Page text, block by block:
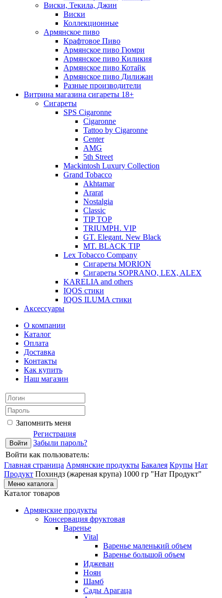
Виски, Текила, Джин
Виски
Коллекционные
Армянское пиво
Крафтовое Пиво
Армянское пиво Гюмри
Армянское пиво Киликия
Армянское пиво Котайк
Армянское пиво Дилижан
Разные производители
Витрина магазина сигареты 18+
Cигареты
SPS Cigaronne
Сigaronne
Tattoo by Cigaronne
Center
AMG
5th Street
Mackintosh Luxury Collection
Grand Tobacco
Akhtamar
Ararat
Nostalgia
Classic
TIP TOP
TRIUMPH. VIP
GT. Elegant. New Black
MT. BLACK TIP
Lex Tobacco Company
Сигареты MORION
Сигареты SOPRANO, LEX, ALEX
KARELIA and others
IQOS стики
IQOS ILUMA стики
Аксессуары
О компании
Каталог
Оплата
Доставка
Контакты
Как купить
Наш магазин
Запомнить меня
Регистрация
Забыли пароль?
Войти как пользователь:
Главная страница Армянские продукты Бакалея Крупы Нат
Продукт Похиндз (жареная крупа) 1000 гр "Нат Продукт"
Меню каталога
Каталог товаров
Армянские продукты
Консервация фруктовая
Варенье
Vital
Варенье маленький объем
Варенье большой объем
Иджеван
Ноян
Шамб
Сады Арагаца